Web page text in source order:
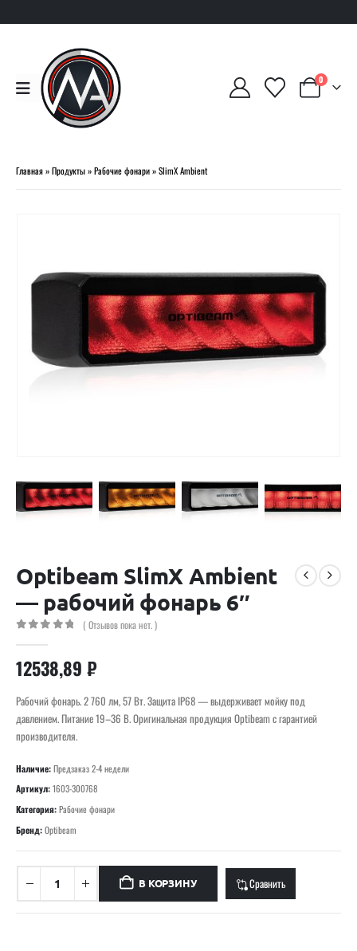
0
Главная»Продукты»Рабочие фонари»SlimX Ambient
Optibeam SlimX Ambient
— рабочий фонарь 6″
( Отзывов пока нет. )
12538,89 ₽
Рабочий фонарь. 2 760 лм, 57 Вт. Защита IP68 — выдерживает мойку под
давлением. Питание 19–36 В. Оригинальная продукция Optibeam с гарантией
производителя.
Наличие:Предзаказ 2-4 недели
Артикул:1603-300768
Категория:Рабочие фонари
Бренд:Optibeam
В КОРЗИНУ Сравнить